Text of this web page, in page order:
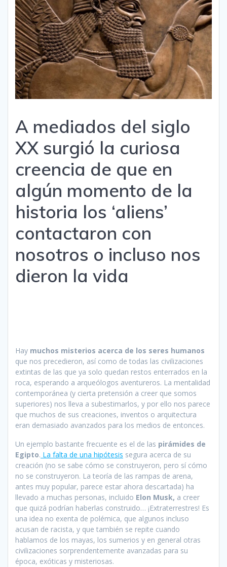
A mediados del siglo
XX surgió la curiosa
creencia de que en
algún momento de la
historia los ‘aliens’
contactaron con
nosotros o incluso nos
dieron la vida
Hay muchos misterios acerca de los seres humanos
que nos precedieron, así como de todas las civilizaciones
extintas de las que ya solo quedan restos enterrados en la
roca, esperando a arqueólogos aventureros. La mentalidad
contemporánea (y cierta pretensión a creer que somos
superiores) nos lleva a subestimarlos, y por ello nos parece
que muchos de sus creaciones, inventos o arquitectura
eran demasiado avanzados para los medios de entonces.
Un ejemplo bastante frecuente es el de las pirámides de
Egipto. La falta de una hipótesis segura acerca de su
creación (no se sabe cómo se construyeron, pero sí cómo
no se construyeron. La teoría de las rampas de arena,
antes muy popular, parece estar ahora descartada) ha
llevado a muchas personas, incluido Elon Musk, a creer
que quizá podrían haberlas construido… ¡Extraterrestres! Es
una idea no exenta de polémica, que algunos incluso
acusan de racista, y que también se repite cuando
hablamos de los mayas, los sumerios y en general otras
civilizaciones sorprendentemente avanzadas para su
época, exóticas y misteriosas.